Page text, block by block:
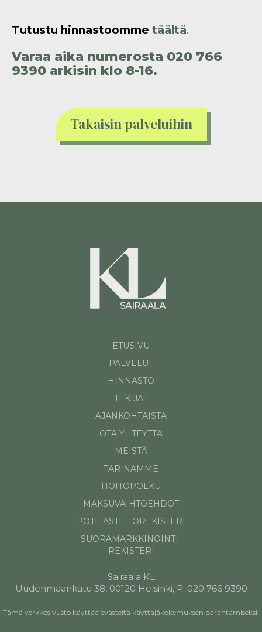
Tutustu hinnastoomme täältä.
Varaa aika numerosta 020 766
9390 arkisin klo 8-16.
Takaisin palveluihin
ETUSIVU
PALVELUT
HINNASTO
TEKIJÄT
AJANKOHTAISTA
OTA YHTEYTTÄ
MEISTÄ
TARINAMME
HOITOPOLKU
MAKSUVAIHTOEHDOT
POTILASTIETOREKISTERI
SUORAMARKKINOINTI-
REKISTERI
Sairaala KL
Uudenmaankatu 38, 00120 Helsinki, P. 020 766 9390
Tämä verkkosivusto käyttää evästeitä käyttäjäkokemuksen parantamiseksi.